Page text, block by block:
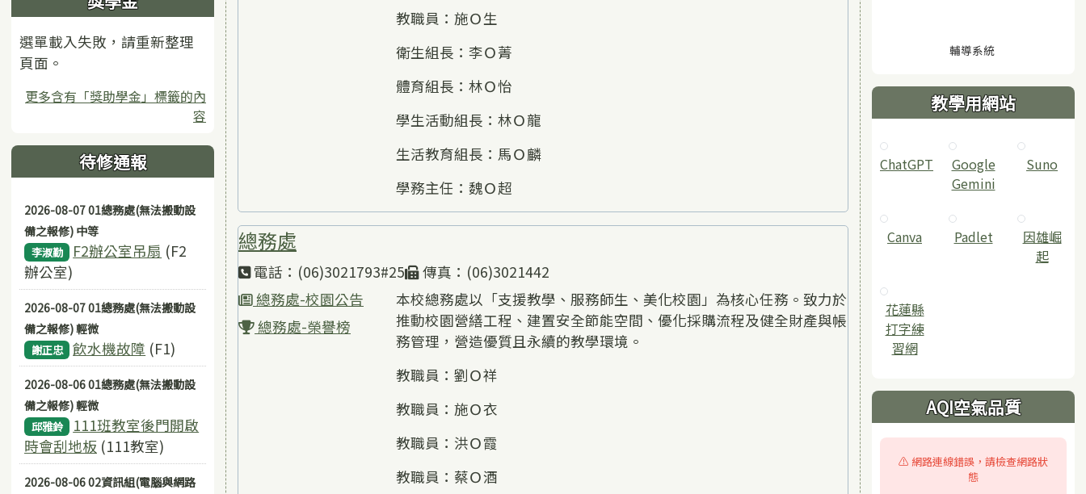
選單載入失敗，請重新整理
頁面。
更多含有「獎助學金」標籤的內
容
待修通報
2026-08-07 01總務處(無法搬動設
備之報修) 中等
李淑勤 F2辦公室吊扇 (F2
辦公室)
2026-08-07 01總務處(無法搬動設
備之報修) 輕微
謝正忠 飲水機故障 (F1)
2026-08-06 01總務處(無法搬動設
備之報修) 輕微
邱雅鈴
111班教室後門開啟
時會刮地板 (111教室)
2026-08-06 02資訊組(電腦與網路
教職員：施Ｏ生
衛生組長：李Ｏ菁
體育組長：林Ｏ怡
學生活動組長：林Ｏ龍
生活教育組長：馬Ｏ麟
學務主任：魏Ｏ超
總務處
電話：(06)3021793#25
傳真：(06)3021442
總務處-校園公告
總務處-榮譽榜
本校總務處以「支援教學、服務師生、美化校園」為核心任務。致力於
推動校園營繕工程、建置安全節能空間、優化採購流程及健全財產與帳
務管理，營造優質且永續的教學環境。
教職員：劉Ｏ祥
教職員：施Ｏ衣
教職員：洪Ｏ霞
教職員：蔡Ｏ酒
輔導系統(另開視窗)
教學用網站
ChatGPT
‎Google
Gemini
Suno
Canva Padlet
因雄崛
起
花蓮縣
打字練
習網
AQI空氣品質
⚠️ 網路連線錯誤，請檢查網路狀
態